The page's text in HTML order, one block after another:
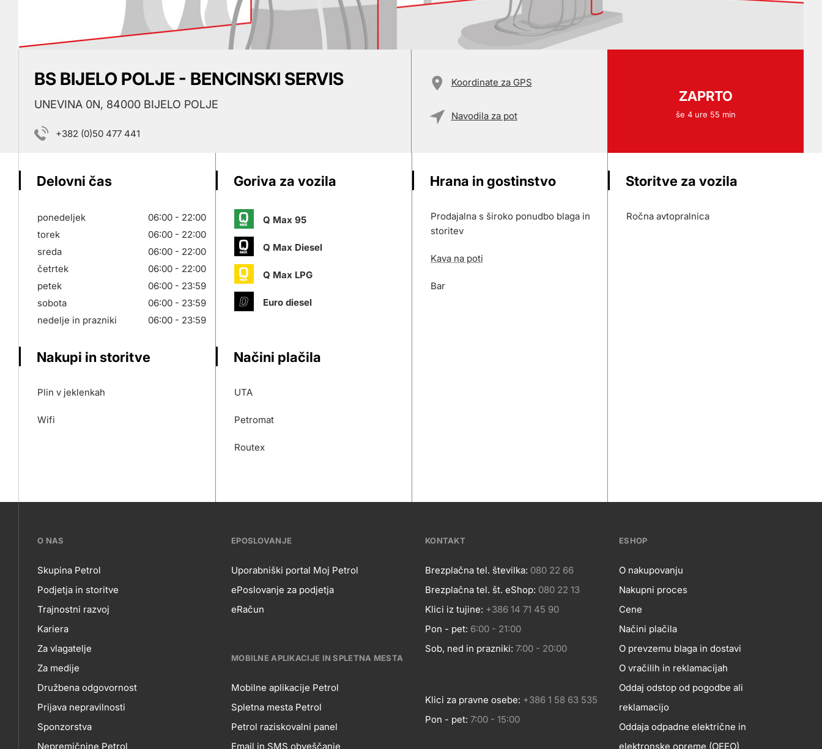
ZAPRTO
še 4 ure 55 min
BS BIJELO POLJE - BENCINSKI SERVIS
UNEVINA 0N, 84000 BIJELO POLJE
+382 (0)50 477 441
Koordinate za GPS
Navodila za pot
Delovni čas
ponedeljek
06:00 - 22:00
torek
06:00 - 22:00
sreda
06:00 - 22:00
četrtek
06:00 - 22:00
petek
06:00 - 23:59
sobota
06:00 - 23:59
nedelje in prazniki
06:00 - 23:59
Goriva za vozila
Q Max 95
Q Max Diesel
Q Max LPG
Euro diesel
Hrana in gostinstvo
Prodajalna s široko ponudbo blaga in
storitev
Kava na poti
Bar
Storitve za vozila
Ročna avtopralnica
Nakupi in storitve
Plin v jeklenkah
Wifi
Načini plačila
UTA
Petromat
Routex
???
petrol-
skupno.footer-
title???
O NAS
O
NAS
Skupina Petrol
Podjetja in storitve
Trajnostni razvoj
Kariera
Za vlagatelje
Za medije
Družbena odgovornost
Prijava nepravilnosti
Sponzorstva
Nepremičnine Petrol
EPOSLOVANJE
EPOSLOVANJE
Uporabniški portal Moj Petrol
ePoslovanje za podjetja
eRačun
MOBILNE APLIKACIJE IN SPLETNA MESTA
MOBILNE
Mobilne aplikacije Petrol
Spletna mesta Petrol
Petrol raziskovalni panel
Email in SMS obveščanje
KONTAKT
Kontakt
Brezplačna tel. številka: 080 22 66
Brezplačna tel. št. eShop: 080 22 13
Klici iz tujine: +386 14 71 45 90
Pon - pet: 6:00 - 21:00
Sob, ned in prazniki: 7:00 - 20:00
Klici za pravne osebe: +386 1 58 63 535
Pon - pet: 7:00 - 15:00
ESHOP
eshop
O nakupovanju
Nakupni proces
Cene
Načini plačila
O prevzemu blaga in dostavi
O vračilih in reklamacijah
Oddaj odstop od pogodbe ali
reklamacijo
Oddaja odpadne električne in
elektronske opreme (OEEO)